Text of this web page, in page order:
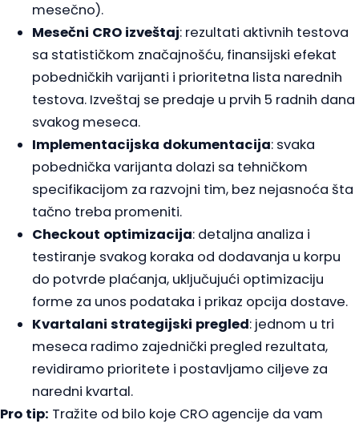
mesečno).
Mesečni CRO izveštaj: rezultati aktivnih testova
sa statističkom značajnošću, finansijski efekat
pobedničkih varijanti i prioritetna lista narednih
testova. Izveštaj se predaje u prvih 5 radnih dana
svakog meseca.
Implementacijska dokumentacija: svaka
pobednička varijanta dolazi sa tehničkom
specifikacijom za razvojni tim, bez nejasnoća šta
tačno treba promeniti.
Checkout optimizacija: detaljna analiza i
testiranje svakog koraka od dodavanja u korpu
do potvrde plaćanja, uključujući optimizaciju
forme za unos podataka i prikaz opcija dostave.
Kvartalani strategijski pregled: jednom u tri
meseca radimo zajednički pregled rezultata,
revidiramo prioritete i postavljamo ciljeve za
naredni kvartal.
Pro tip: Tražite od bilo koje CRO agencije da vam